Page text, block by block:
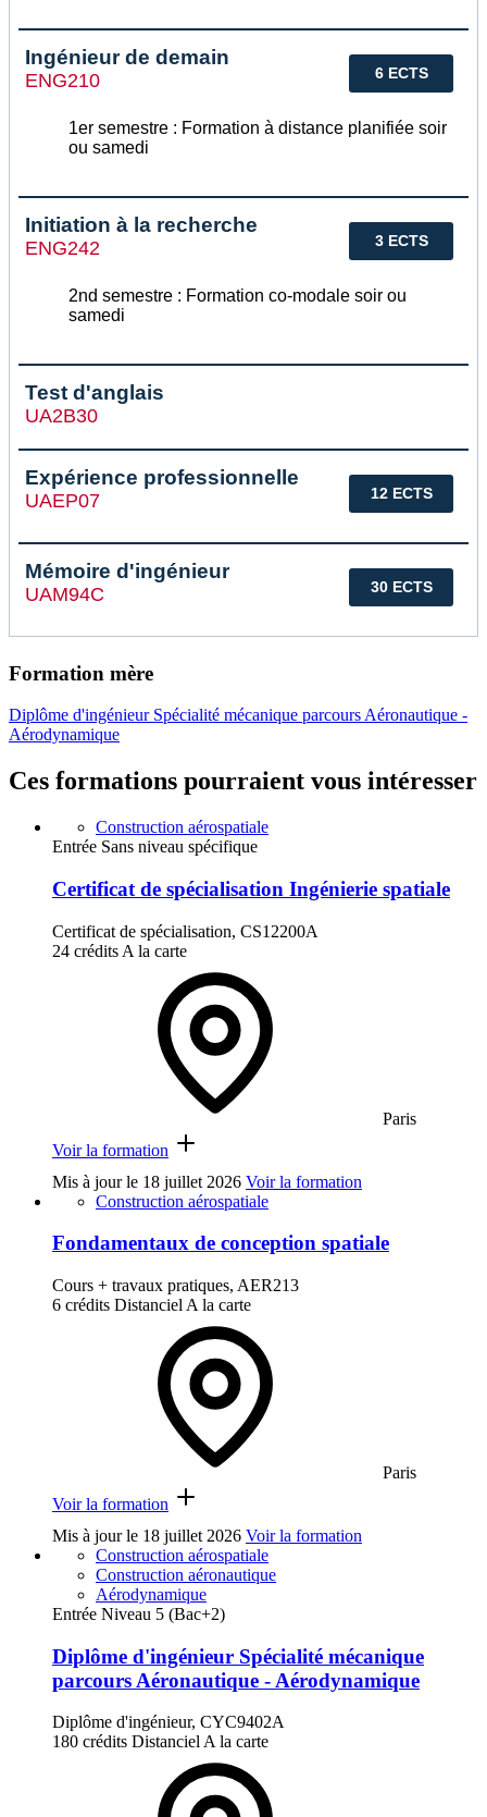
6 ECTS
Ingénieur de demain
ENG210
1er semestre : Formation à distance planifiée soir
ou samedi
3 ECTS
Initiation à la recherche
ENG242
2nd semestre : Formation co-modale soir ou
samedi
Test d'anglais
UA2B30
12 ECTS
Expérience professionnelle
UAEP07
30 ECTS
Mémoire d'ingénieur
UAM94C
Formation mère
Diplôme d'ingénieur Spécialité mécanique parcours Aéronautique -
Aérodynamique
Ces formations pourraient vous intéresser
Construction aérospatiale
Entrée Sans niveau spécifique
Certificat de spécialisation Ingénierie spatiale
Certificat de spécialisation, CS12200A
24 crédits A la carte
Paris
Voir la formation
Mis à jour le 18 juillet 2026 Voir la formation
Construction aérospatiale
Fondamentaux de conception spatiale
Cours + travaux pratiques, AER213
6 crédits Distanciel A la carte
Paris
Voir la formation
Mis à jour le 18 juillet 2026 Voir la formation
Construction aérospatiale
Construction aéronautique
Aérodynamique
Entrée Niveau 5 (Bac+2)
Diplôme d'ingénieur Spécialité mécanique
parcours Aéronautique - Aérodynamique
Diplôme d'ingénieur, CYC9402A
180 crédits DistancielA la carte